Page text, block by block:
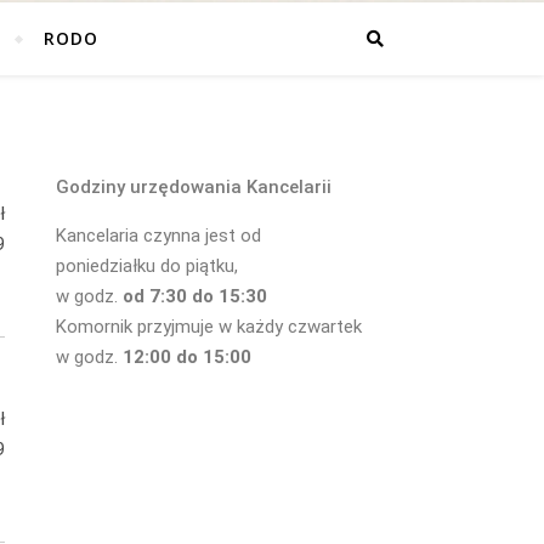
RODO
Godziny urzędowania Kancelarii
Kancelaria czynna jest od
poniedziałku do piątku,
w godz. od 7:30 do 15:30
Komornik przyjmuje w każdy czwartek
w godz. 12:00 do 15:00